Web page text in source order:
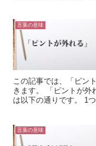
言葉の意味
この記事では、「ピン
きます。 「ピントが外
は以下の通りです。 1
言葉の意味